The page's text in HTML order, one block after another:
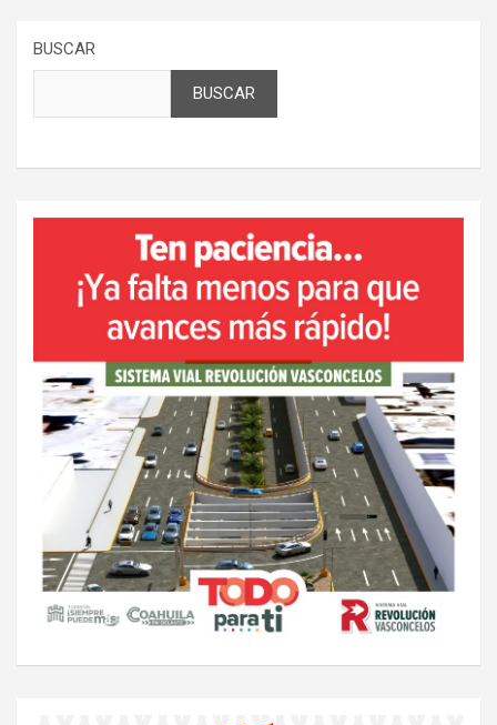
BUSCAR
BUSCAR